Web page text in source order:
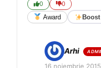
0 0
Award Boost
Arhi
16 noiembrie 2015